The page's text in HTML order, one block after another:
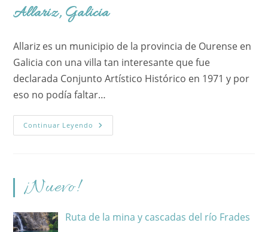
Allariz, Galicia
Allariz es un municipio de la provincia de Ourense en
Galicia con una villa tan interesante que fue
declarada Conjunto Artístico Histórico en 1971 y por
eso no podía faltar…
Continuar Leyendo Allariz,
Galicia
¡Nuevo!
Ruta de la mina y cascadas del río Frades